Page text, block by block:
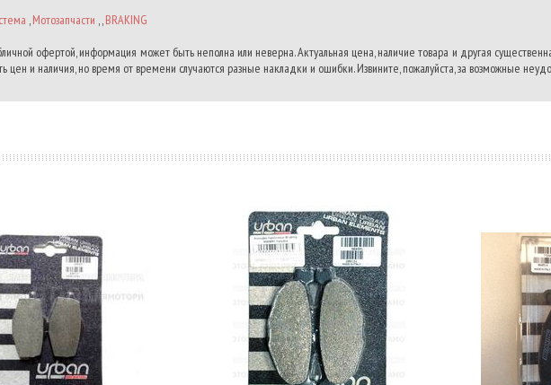
,Мотозапчасти , ,BRAKING
офертой, информация может быть неполна или неверна. Актуальная цена, наличие товара и другая
и наличия, но время от времени случаются разные накладки и ошибки. Извините, пожалуйста, за возможные